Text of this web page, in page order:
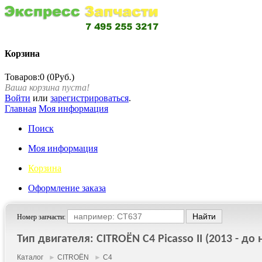
Корзина
Товаров:0 (0Руб.)
Ваша корзина пуста!
Войти или зарегистрироваться.
Главная Моя информация
Поиск
Моя информация
Корзина
Оформление заказа
Номер запчасти:
Тип двигателя: CITROËN C4 Picasso II (2013 - до
Каталог ► CITROËN ► C4